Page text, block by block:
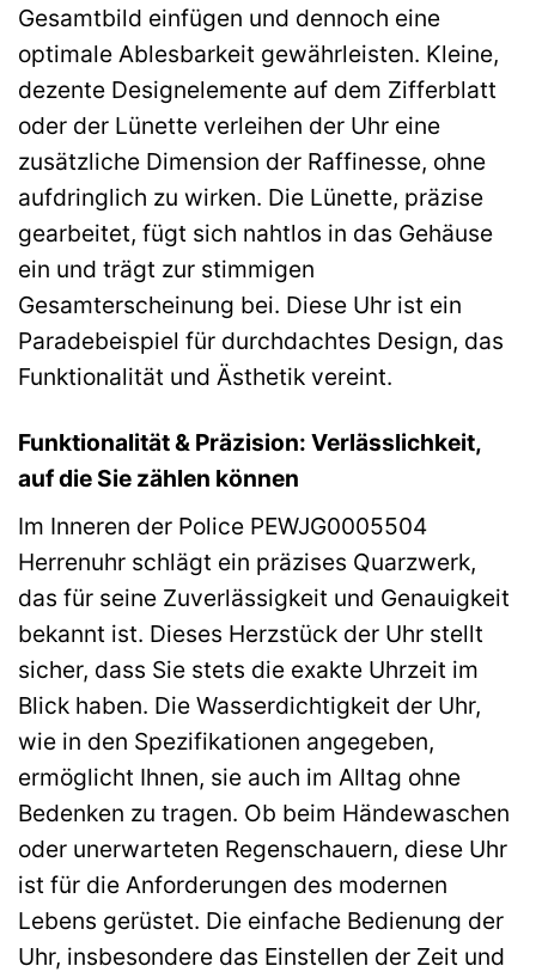
Gesamtbild einfügen und dennoch eine
optimale Ablesbarkeit gewährleisten. Kleine,
dezente Designelemente auf dem Zifferblatt
oder der Lünette verleihen der Uhr eine
zusätzliche Dimension der Raffinesse, ohne
aufdringlich zu wirken. Die Lünette, präzise
gearbeitet, fügt sich nahtlos in das Gehäuse
ein und trägt zur stimmigen
Gesamterscheinung bei. Diese Uhr ist ein
Paradebeispiel für durchdachtes Design, das
Funktionalität und Ästhetik vereint.
Funktionalität & Präzision: Verlässlichkeit,
auf die Sie zählen können
Im Inneren der Police PEWJG0005504
Herrenuhr schlägt ein präzises Quarzwerk,
das für seine Zuverlässigkeit und Genauigkeit
bekannt ist. Dieses Herzstück der Uhr stellt
sicher, dass Sie stets die exakte Uhrzeit im
Blick haben. Die Wasserdichtigkeit der Uhr,
wie in den Spezifikationen angegeben,
ermöglicht Ihnen, sie auch im Alltag ohne
Bedenken zu tragen. Ob beim Händewaschen
oder unerwarteten Regenschauern, diese Uhr
ist für die Anforderungen des modernen
Lebens gerüstet. Die einfache Bedienung der
Uhr, insbesondere das Einstellen der Zeit und